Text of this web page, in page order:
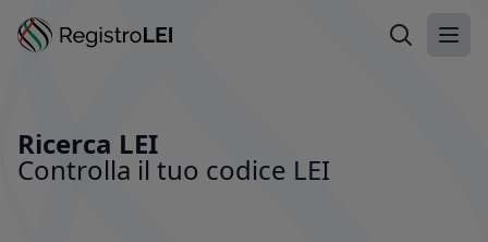
Ricerca LEI
Apri
Ricerca LEI
Controlla il tuo codice LEI